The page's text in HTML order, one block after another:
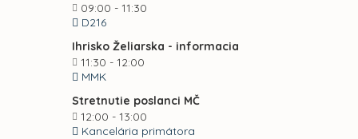
09:00 - 11:30
D216
Ihrisko Želiarska - informacia
11:30 - 12:00
MMK
Stretnutie poslanci MČ
12:00 - 13:00
Kancelária primátora